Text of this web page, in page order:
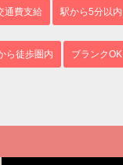
通費支給 駅から5分以内
ら徒歩圏内 ブランクOK